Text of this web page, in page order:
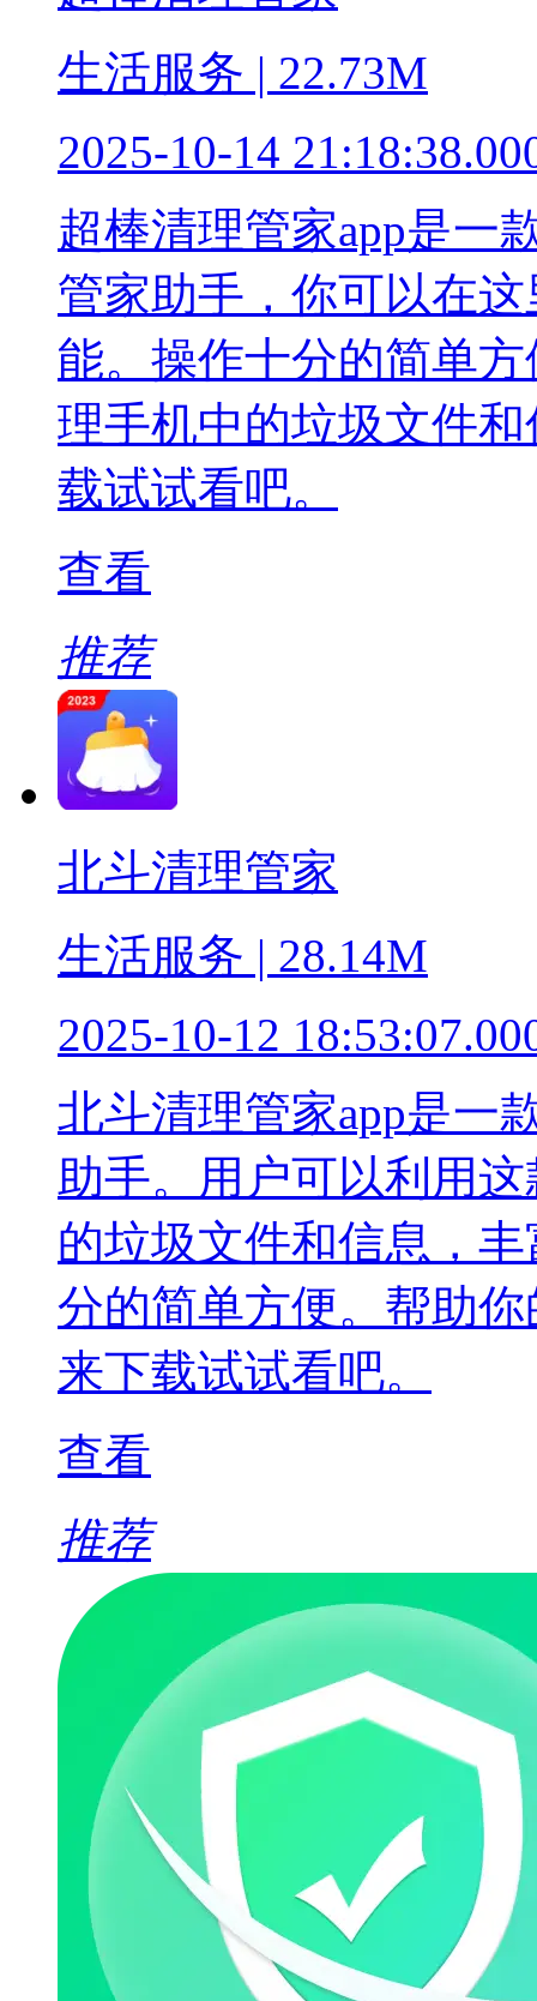
生活服务 | 22.73M
2025-10-14
超棒清理管家app是一
管家助手，你可以在
能。操作十分的简单
理手机中的垃圾文件
载试试看吧。
查看
推荐
北斗清理管家
生活服务 | 28.14M
2025-10-12
北斗清理管家app是一
助手。用户可以利用
的垃圾文件和信息，
分的简单方便。帮助
来下载试试看吧。
查看
推荐